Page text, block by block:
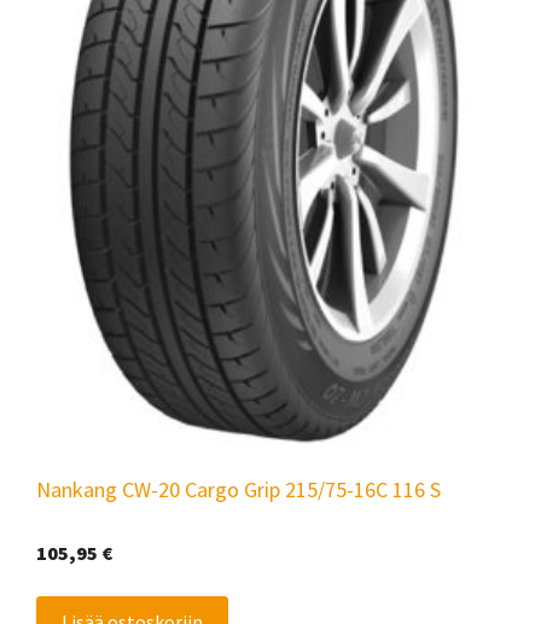
Nankang CW-20 Cargo Grip 215/75-16C 116 S
105,95 €